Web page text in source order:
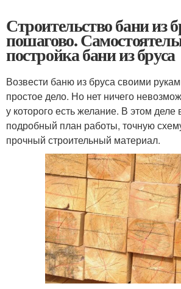
Строительство бани из
пошагово.
постройка бани из бруса
Возвести баню из бруса своими
простое дело. Но нет ничего
у которого есть желание. В этом деле
подробный план работы, точную
прочный строительный материал.